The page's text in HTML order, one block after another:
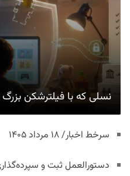
نسلی که با فیلترشکن
سرخط اخبار/ ۱۸ مرداد ۱۴۰۵
دستورالعمل ثبت و